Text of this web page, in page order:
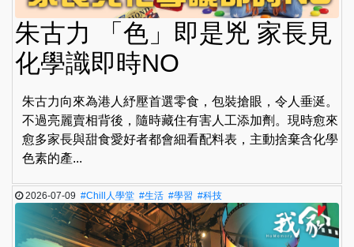
朱古力 「色」即是兇 家長見
化學識即時NO
朱古力向來為港人紓壓首選零食，包裝搶眼，令人垂涎。
不過亮麗賣相背後，隨時藏住有害人工添加劑。現時愈來
愈多家長與甜食愛好者都會細看配料表，主動捨棄含化學
色素的產...
2026-07-09#Chill人學堂 #生活 #學習 #科技